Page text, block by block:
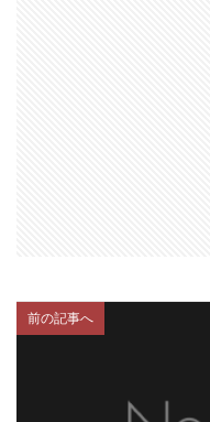
前の記事へ